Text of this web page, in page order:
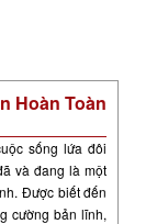
Hoàn Toàn
sống lứa đôi
và đang là một
Được biết đến
cường bản lĩnh,